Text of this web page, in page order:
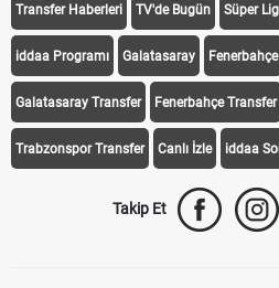
Transfer Haberleri TV'de Bugün Süper
iddaa Programı Galatasaray Fenerbahçe
Galatasaray Transfer Fenerbahçe Transfer
Trabzonspor Transfer Canlı İzle iddaa
Takip Et